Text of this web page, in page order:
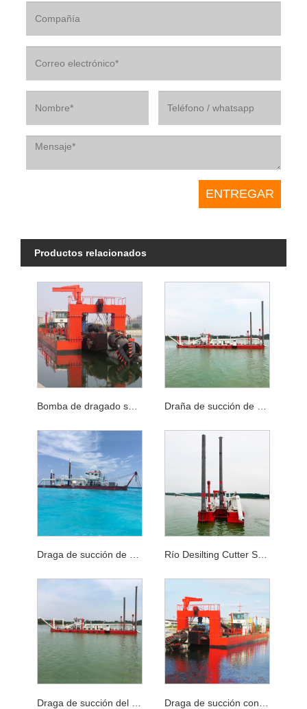
Productos relacionados
Bomba de dragado sumergible para una máquina de dragado de succión de cortador de 25 m de profundidad